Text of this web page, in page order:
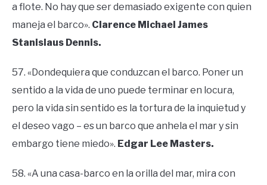
a flote. No hay que ser demasiado exigente con quien
maneja el barco». Clarence Michael James
Stanislaus Dennis.
57. «Dondequiera que conduzcan el barco. Poner un
sentido a la vida de uno puede terminar en locura,
pero la vida sin sentido es la tortura de la inquietud y
el deseo vago – es un barco que anhela el mar y sin
embargo tiene miedo». Edgar Lee Masters.
58. «A una casa-barco en la orilla del mar, mira con